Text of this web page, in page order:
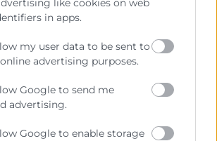
in apps.
my user data to be sent to
advertising purposes.
Google to send me
advertising.
Google to enable storage
Octubre
08:00 - 20:00
Gratuito